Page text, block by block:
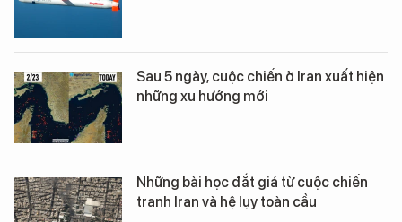
Sau 5 ngày, cuộc chiến ở Iran xuất hiện
những xu hướng mới
Những bài học đắt giá từ cuộc chiến
tranh Iran và hệ lụy toàn cầu